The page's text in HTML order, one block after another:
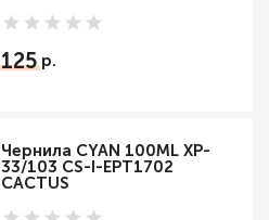
125
Чернила CYAN 100ML XP-
33/103 CS-I-EPT1702
CACTUS